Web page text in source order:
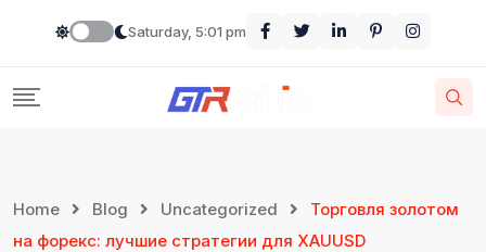
Saturday, 5:01 pm
Home Blog Uncategorized
Торговля золотом
на форекс: лучшие стратегии для XAUUSD